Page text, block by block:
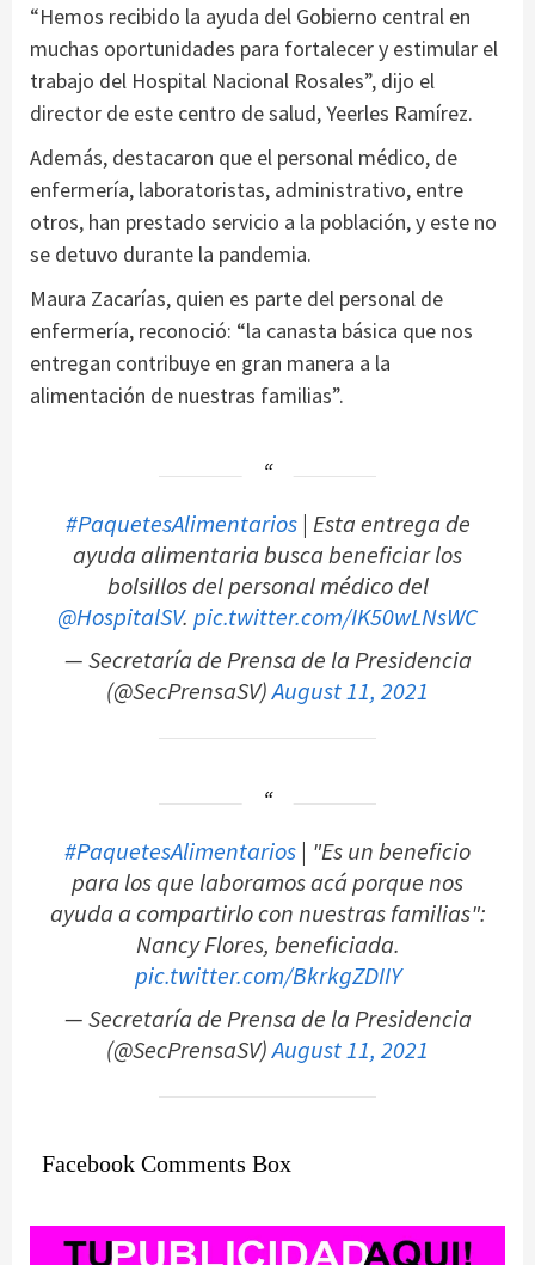
“Hemos recibido la ayuda del Gobierno central en
muchas oportunidades para fortalecer y estimular el
trabajo del Hospital Nacional Rosales”, dijo el
director de este centro de salud, Yeerles Ramírez.
Además, destacaron que el personal médico, de
enfermería, laboratoristas, administrativo, entre
otros, han prestado servicio a la población, y este no
se detuvo durante la pandemia.
Maura Zacarías, quien es parte del personal de
enfermería, reconoció: “la canasta básica que nos
entregan contribuye en gran manera a la
alimentación de nuestras familias”.
#PaquetesAlimentarios| Esta entrega de
ayuda alimentaria busca beneficiar los
bolsillos del personal médico del
@HospitalSV. pic.twitter.com/IK50wLNsWC
— Secretaría de Prensa de la Presidencia
(@SecPrensaSV)August 11, 2021
#PaquetesAlimentarios | "Es un beneficio
para los que laboramos acá porque nos
ayuda a compartirlo con nuestras familias":
Nancy Flores, beneficiada.
pic.twitter.com/BkrkgZDIIY
— Secretaría de Prensa de la Presidencia
(@SecPrensaSV)August 11, 2021
Facebook Comments Box